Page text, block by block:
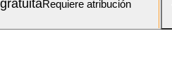
Requiere atribución